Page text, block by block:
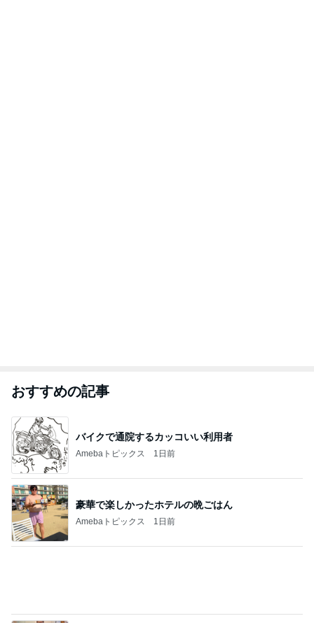
おすすめの記事
バイクで通院するカッコいい利用者
Amebaトピックス 1日前
豪華で楽しかったホテルの晩ごはん
Amebaトピックス 1日前